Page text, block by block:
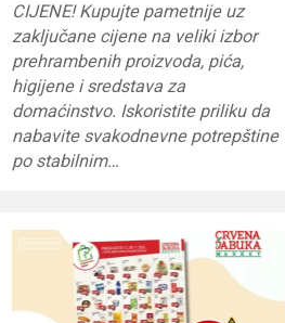
CIJENE! Kupujte pametnije uz
zaključane cijene na veliki izbor
prehrambenih proizvoda, pića,
higijene i sredstava za
domaćinstvo. Iskoristite priliku da
nabavite svakodnevne potrepštine
po stabilnim…